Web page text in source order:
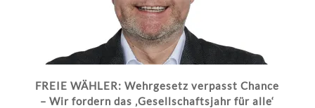
FREIE WÄHLER: Wehrgesetz verpasst Chance
– Wir fordern das ‚Gesellschaftsjahr für alle‘